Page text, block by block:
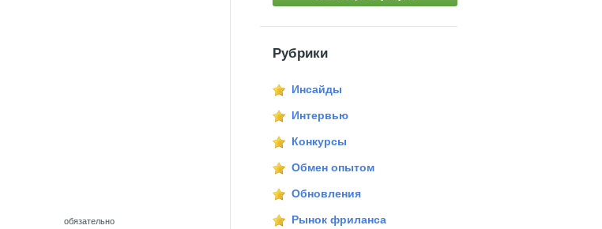
обязательно
Рубрики
Инсайды
Интервью
Конкурсы
Обмен опытом
Обновления
Рынок фриланса